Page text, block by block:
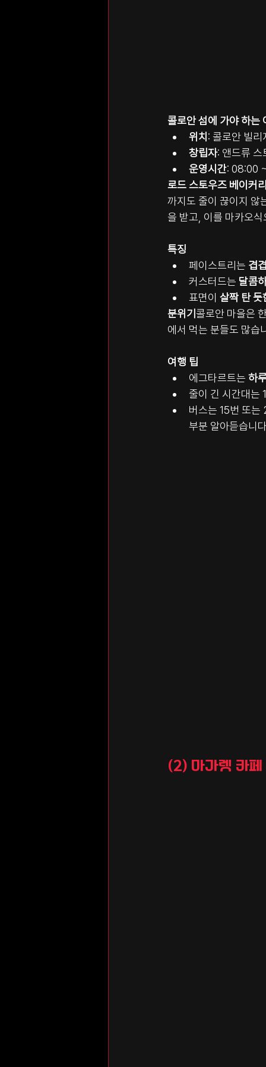
콜로안 섬에 가야 하는
위치 : 콜로안 빌
창립자: 앤드류
운영시간: 08:00
로드 스토우즈 베이커리
까지도 줄이 끊이지 않
을 받고, 이를 마카오
특징
페이스트리는 겹
커스터드는 달콤
표면이 살짝 탄 듯
분위기 콜로안 마을은
에서 먹는 분들도 많습
여행 팁
에그타르트는 하
줄이 긴 시간대는
버스는 15번 또는
부분 알아듣습니
(2) 마가렛 카